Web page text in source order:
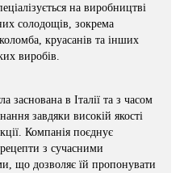
на виробництві
солодощів, зокрема
круасанів та інших
виробів.
заснована в Італії та з часом
завдяки високій якості
Компанія поєднує
з сучасними
що дозволяє їй пропонувати